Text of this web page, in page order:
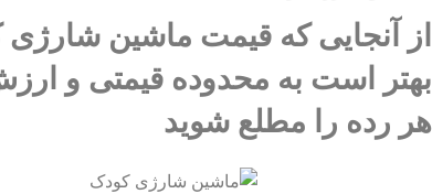
از آنجایی که قیمت‌ ماشین شارژی
بهتر است به محدوده قیمتی و
هر رده را مطلع شوید